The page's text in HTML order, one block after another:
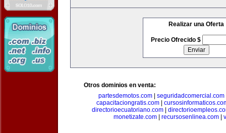
Realizar una Oferta
Precio Ofrecido $
Otros dominios en venta:
partesdemotos.com| seguridadcomercial.com
capacitaciongratis.com|
directorioecuatoriano.com
monetizate.com
recursosenlinea.com